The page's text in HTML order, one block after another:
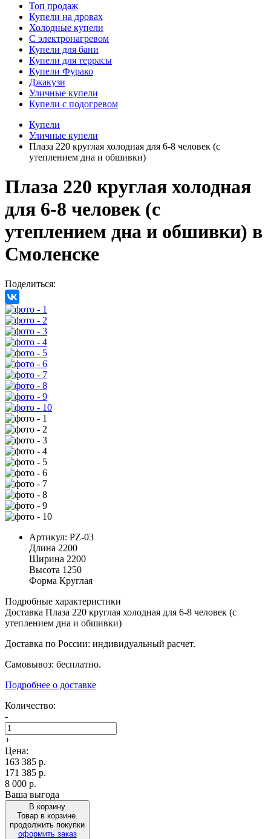
Топ продаж
Купели на дровах
Холодные купели
С электронагревом
Купели для бани
Купели для террасы
Купели Фурако
Джакузи
Уличные купели
Купели с подогревом
Купели
Уличные купели
Плаза 220 круглая холодная для 6-8 человек (с
утеплением дна и обшивки)
Плаза 220 круглая холодная
для 6-8 человек (с
утеплением дна и обшивки) в
Смоленске
Поделиться:
Артикул: PZ-03
Длина 2200
Ширина 2200
Высота 1250
Форма Круглая
Подробные характеристики
Доставка Плаза 220 круглая холодная для 6-8 человек (с
утеплением дна и обшивки)
Доставка по России: индивидуальный расчет.
Самовывоз: бесплатно.
Подробнее о доставке
Количество:
-
+
Цена:
163 385 р.
171 385 р.
8 000 р.
Ваша выгода
В корзину
Товар в корзине.
продолжить покупки
оформить заказ